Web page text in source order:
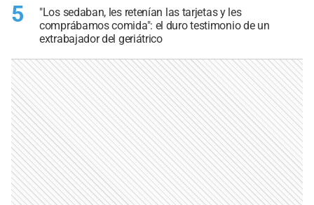
5
"Los sedaban, les retenían las tarjetas y les
comprábamos comida": el duro testimonio de un
extrabajador del geriátrico